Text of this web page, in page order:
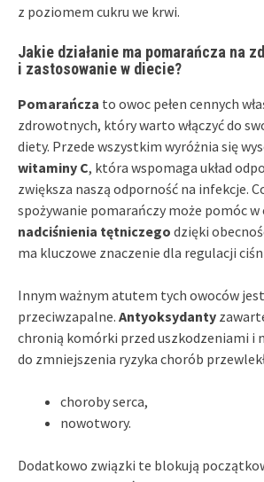
z poziomem cukru we krwi.
Jakie działanie ma pomarańcza na
i zastosowanie w diecie?
Pomarańcza to owoc pełen cennych
zdrowotnych, który warto włączyć do
diety. Przede wszystkim wyróżnia się
witaminy C, która wspomaga układ
zwiększa naszą odporność na infekcje.
spożywanie pomarańczy może pomóc w
nadciśnienia tętniczego dzięki
ma kluczowe znaczenie dla regulacji
Innym ważnym atutem tych owoców jest
przeciwzapalne. Antyoksydanty
chronią komórki przed uszkodzeniami i
do zmniejszenia ryzyka chorób
choroby serca,
nowotwory.
Dodatkowo związki te blokują